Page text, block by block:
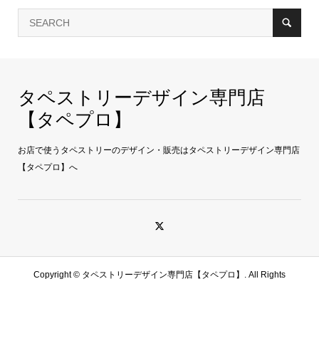
タペストリーデザイン専門店
【タペプロ】
お店で使うタペストリーのデザイン・販売はタペストリーデザイン専門店
【タペプロ】へ
Copyright © タペストリーデザイン専門店【タペプロ】. All Rights